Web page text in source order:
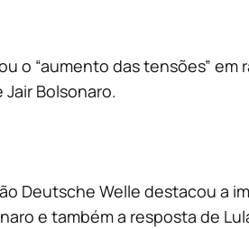
o “aumento das tensões” em
Bolsonaro.
Deutsche Welle destacou a
e também a resposta de